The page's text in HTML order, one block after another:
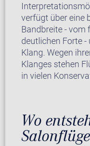
verfügt über eine
Bandbreite - vom
deutlichen Forte
Klang. Wegen
Klanges stehen
in vielen
Wo